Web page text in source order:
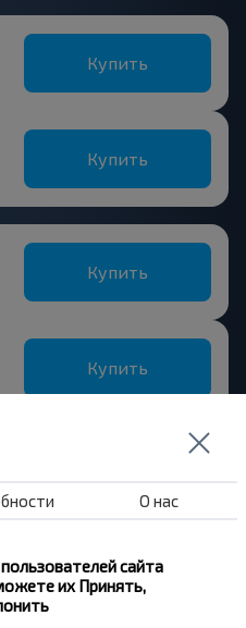
Купить
Купить
Купить
Купить
из города
Купить
О нас
сайта
их Принять,